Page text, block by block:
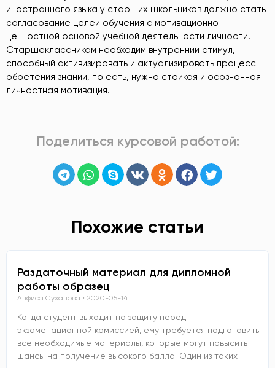
иностранного языка у старших школьников должно стать
согласование целей обучения с мотивационно-
ценностной основой учебной деятельности личности.
Старшеклассникам необходим внутренний стимул,
способный активизировать и актуализировать процесс
обретения знаний, то есть, нужна стойкая и осознанная
личностная мотивация.
Поделиться курсовой работой:
Похожие статьи
Раздаточный материал для дипломной
работы образец
Анфиса Суханова 2020-05-14
Когда студент выходит на защиту перед
экзаменационной комиссией, ему требуется подготовить
все необходимые материалы, которые могут повысить
шансы на получение высокого балла. Один из таких